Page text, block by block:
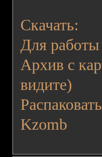
Скачать:
Для
Архив с
видите)
Kzomb